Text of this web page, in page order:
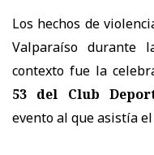
Los hechos de
Valparaíso durante
contexto fue la
53 del Club
evento al que asistía